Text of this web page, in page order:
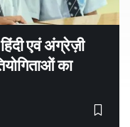
एवं अंग्रेज़ी
का